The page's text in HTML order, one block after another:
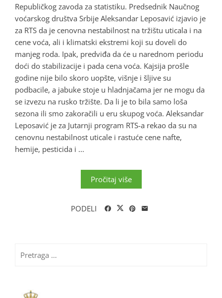
Republičkog zavoda za statistiku. Predsednik Naučnog
voćarskog društva Srbije Aleksandar Leposavić izjavio je
za RTS da je cenovna nestabilnost na tržištu uticala i na
cene voća, ali i klimatski ekstremi koji su doveli do
manjeg roda. Ipak, predviđa da će u narednom periodu
doći do stabilizacije i pada cena voća. Kajsija prošle
godine nije bilo skoro uopšte, višnje i šljive su
podbacile, a jabuke stoje u hladnjačama jer ne mogu da
se izvezu na rusko tržište. Da li je to bila samo loša
sezona ili smo zakoračili u eru skupog voća. Aleksandar
Leposavić je za Jutarnji program RTS-a rekao da su na
cenovnu nestabilnost uticale i rastuće cene nafte,
hemije, pesticida i ...
Pročitaj više
PODELI
za: